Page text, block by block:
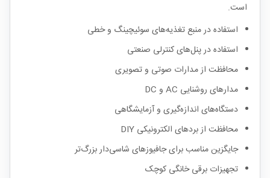
است.
استفاده در منبع تغذیه‌های سوئیچینگ و خطی
استفاده در پنل‌های کنترلی صنعتی
محافظت از مدارات صوتی و تصویری
مدارهای روشنایی AC و DC
دستگاه‌های اندازه‌گیری و آزمایشگاهی
محافظت از بردهای الکترونیکی DIY
جایگزین مناسب برای جافیوزهای شاسی‌دار بزرگ‌تر
تجهیزات برقی خانگی کوچک